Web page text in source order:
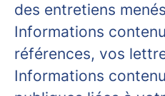
des entretiens
Informations
références, vos
Informations